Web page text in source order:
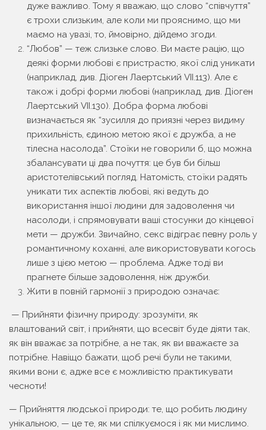
дуже важливо. Тому я вважаю, що слово “співчуття”
є трохи слизьким, але коли ми прояснимо, що ми
маємо на увазі, то, ймовірно, дійдемо згоди.
“Любов” — теж слизьке слово. Ви маєте рацію, що
деякі форми любові є пристрастю, якої слід уникати
(наприклад, див. Діоген Лаертський VII.113). Але є
також і добрі форми любові (наприклад, див. Діоген
Лаертський VII.130). Добра форма любові
визначається як “зусилля до приязні через видиму
прихильність, єдиною метою якої є дружба, а не
тілесна насолода”. Стоїки не говорили б, що можна
збалансувати ці два почуття: це був би більш
аристотелівський погляд. Натомість, стоїки радять
уникати тих аспектів любові, які ведуть до
використання іншої людини для задоволення чи
насолоди, і спрямовувати ваші стосунки до кінцевої
мети — дружби. Звичайно, секс відіграє певну роль у
романтичному коханні, але використовувати когось
лише з цією метою — проблема. Адже тоді ви
прагнете більше задоволення, ніж дружби.
Жити в повній гармонії з природою означає:
— Прийняти фізичну природу: зрозуміти, як
влаштований світ, і прийняти, що всесвіт буде діяти так,
як він вважає за потрібне, а не так, як ви вважаєте за
потрібне. Навіщо бажати, щоб речі були не такими,
якими вони є, адже все є можливістю практикувати
чесноти!
— Прийняття людської природи: те, що робить людину
унікальною, — це те, як ми спілкуємося і як ми мислимо.